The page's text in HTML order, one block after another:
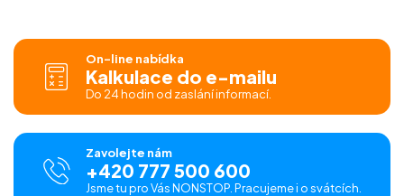
On-line nabídka
Kalkulace do e-mailu
Do 24 hodin od zaslání informací.
Zavolejte nám
+420 777 500 600
Jsme tu pro Vás NONSTOP. Pracujeme i o svátcích.